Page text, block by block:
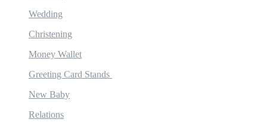
Wedding
Christening
Money Wallet
Greeting Card Stands
New Baby
Relations